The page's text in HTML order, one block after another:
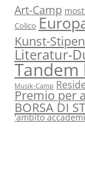
Art-Camp
Colico
Kunst-
Literatur-
Musik-Camp
Premio per
BORSA DI
'ambito